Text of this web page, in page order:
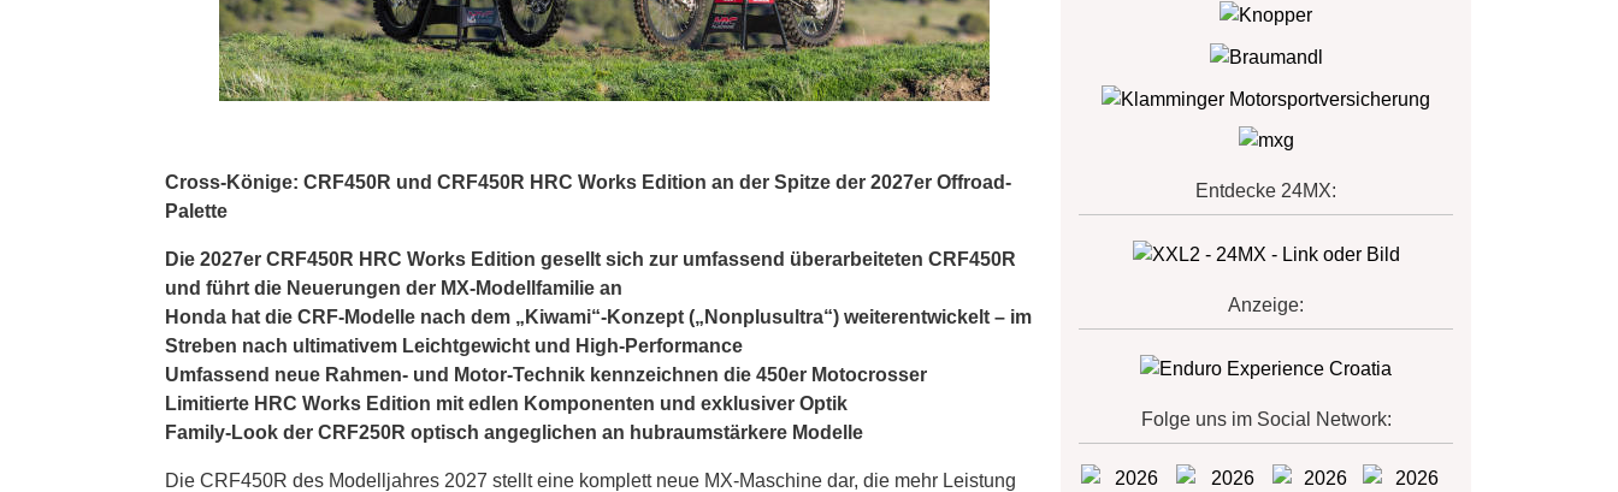
Cross-Könige: CRF450R und CRF450R HRC Works Edition an der Spitze der 2027er Offroad-
Palette
Die 2027er CRF450R HRC Works Edition gesellt sich zur umfassend überarbeiteten CRF450R
und führt die Neuerungen der MX-Modellfamilie an
Honda hat die CRF-Modelle nach dem „Kiwami“-Konzept („Nonplusultra“) weiterentwickelt – im
Streben nach ultimativem Leichtgewicht und High-Performance
Umfassend neue Rahmen- und Motor-Technik kennzeichnen die 450er Motocrosser
Limitierte HRC Works Edition mit edlen Komponenten und exklusiver Optik
Family-Look der CRF250R optisch angeglichen an hubraumstärkere Modelle
Die CRF450R des Modelljahres 2027 stellt eine komplett neue MX-Maschine dar, die mehr Leistung
Entdecke 24MX:
Anzeige:
Folge uns im Social Network: